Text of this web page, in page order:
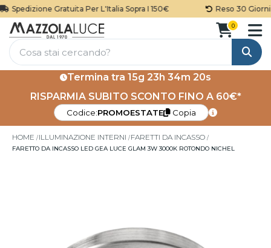
Spedizione Gratuita Per L'Italia Sopra I 150€ Reso 30 Giorni
Cerca
0
Termina tra 15g 23h 34m 20s
RISPARMIA SUBITO SCONTO FINO A 60€*
Codice:PROMOESTATE Copia
HOME ILLUMINAZIONE INTERNI FARETTI DA INCASSO
FARETTO DA INCASSO LED GEA LUCE GLAM 3W 3000K ROTONDO NICHEL